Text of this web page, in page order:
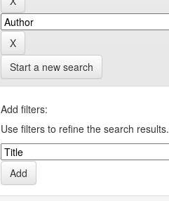
Start a new search
Add filters:
Use filters to refine the search results.